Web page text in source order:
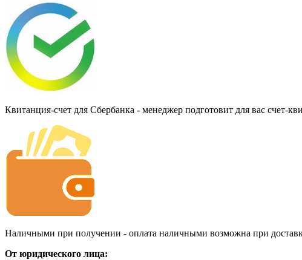
Квитанция-счет для Сбербанка - менеджер подготовит для вас счет-
Наличными при получении - оплата наличными возможна при
От юридического лица: